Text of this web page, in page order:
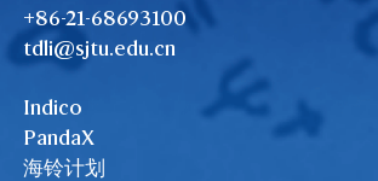
+86-21-68693100
tdli@sjtu.edu.cn
Indico
PandaX
海铃计划